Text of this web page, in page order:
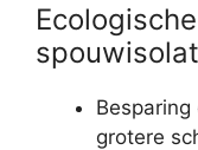
grotere